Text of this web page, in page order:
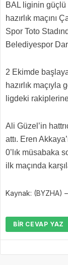
BAL liginin güçlü
hazırlık maçını
Spor Toto
Belediyespor
2 Ekimde
hazırlık
ligdeki
Ali Güzel’in
attı. Eren
0’lık müsabaka
ilk maçında
Kaynak: (BYZHA)
BIR CEVAP YAZ